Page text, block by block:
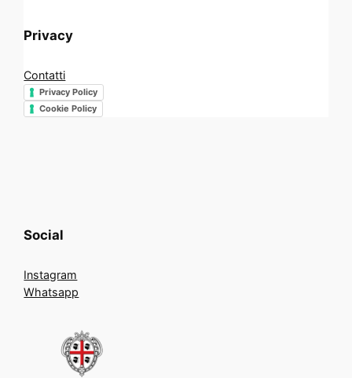
Privacy
Contatti
Privacy Policy
Cookie Policy
Social
Instagram
Whatsapp